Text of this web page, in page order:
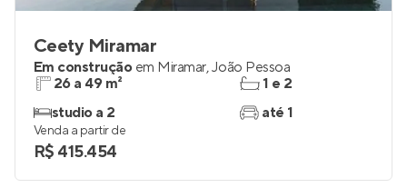
Ceety Miramar
Em construção em Miramar,João Pessoa
26 a 49 m²
studio a 2
1 e 2
até 1
Venda a partir de
R$ 415.454